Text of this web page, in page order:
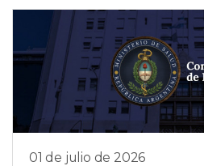
01 de julio de 2026